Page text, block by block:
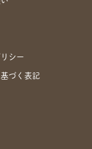
シー
づく表記